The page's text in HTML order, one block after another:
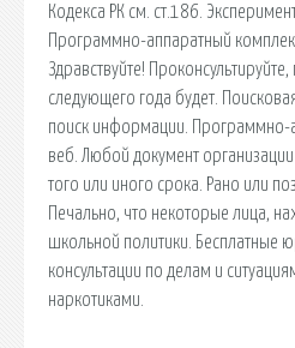
Кодекса РК см. ст.186.
Программно-аппаратный
Здравствуйте!
следующего года будет.
поиск информации. Программно-
веб. Любой документ
того или иного срока. Рано или
Печально, что некоторые лица,
школьной политики. Бесплатные
консультации по делам и
наркотиками.